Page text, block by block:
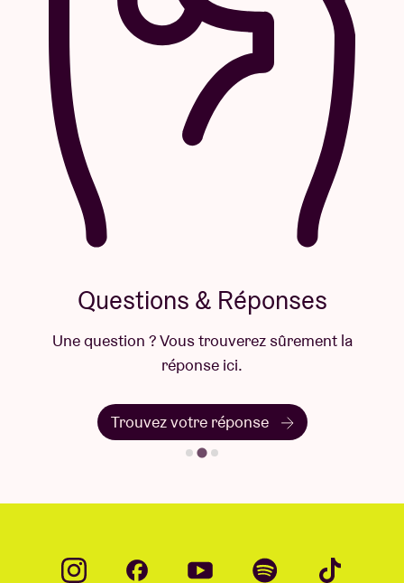
Questions & Réponses
Une question ? Vous trouverez sûrement la
réponse ici.
Trouvez votre réponse